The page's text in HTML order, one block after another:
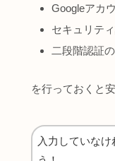
Googleアカ
セキュリテ
二段階認証
を行っておくと安
入力していな